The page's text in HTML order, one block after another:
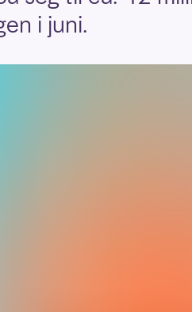
i juni.